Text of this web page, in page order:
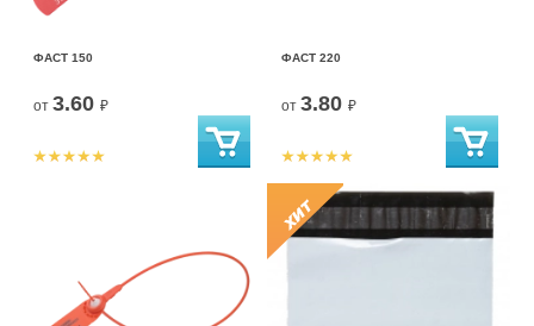
ФАСТ 150
от 3.60 ₽
ФАСТ 220
от 3.80 ₽